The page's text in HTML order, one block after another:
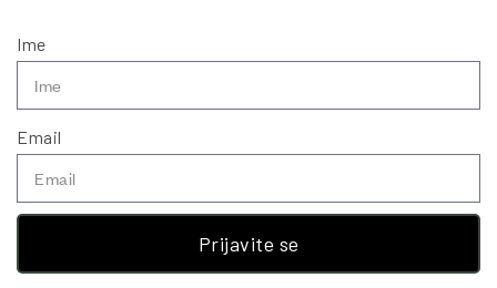
Ime
Email
Prijavite se